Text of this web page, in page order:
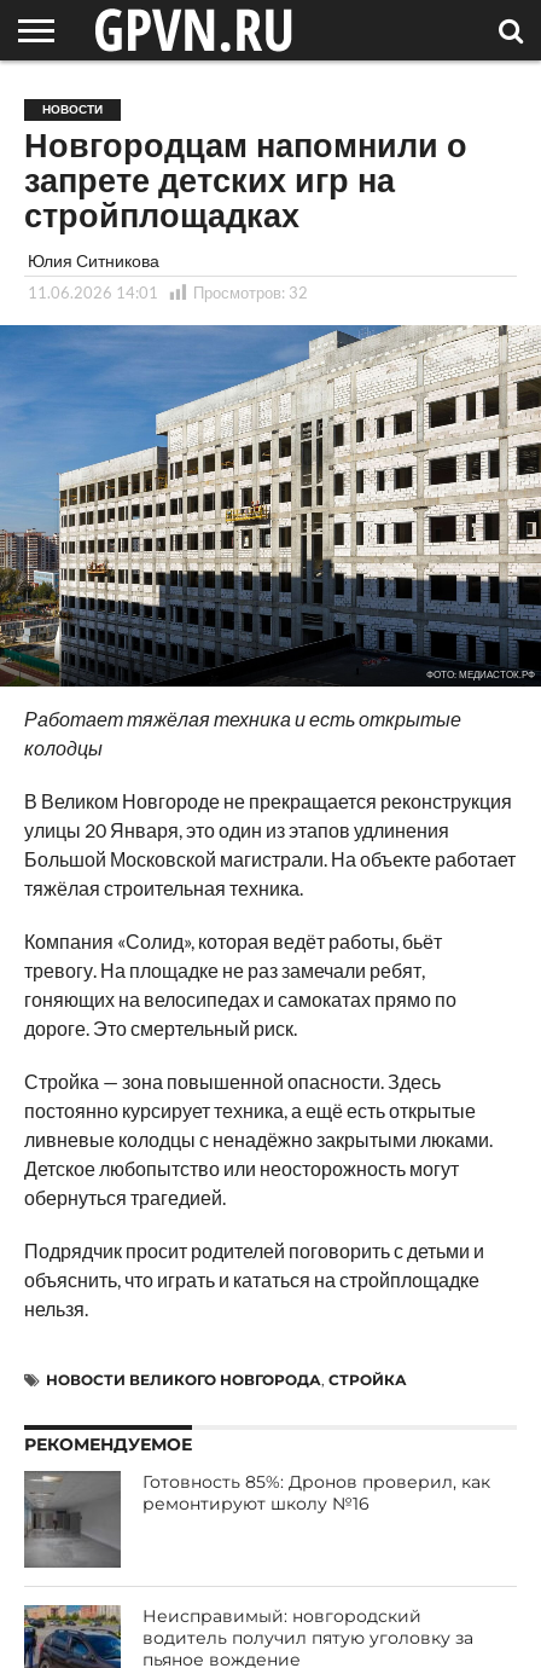
ОБЛАСТЬ
НОВОСТИ
СОСЕДЕЙ
РОССИЯ
/ МИР
СПЕЦПРОЕКТЫ
БЛОГ
СТАТЬИ
ФОТОРЕПОРТАЖИ
ИНТЕРВЬЮ
ОБЪЕКТЫ
ПОДБОРКИ
НОВОСТИ
Новгородцам напомнили о
запрете детских игр на
стройплощадках
Юлия Ситникова
11.06.2026 14:01 Просмотров: 32
ФОТО: МЕДИАСТОК.РФ
Работает тяжёлая техника и есть открытые
колодцы
В Великом Новгороде не прекращается реконструкция
улицы 20 Января, это один из этапов удлинения
Большой Московской магистрали. На объекте работает
тяжёлая строительная техника.
Компания «Солид», которая ведёт работы, бьёт
тревогу. На площадке не раз замечали ребят,
гоняющих на велосипедах и самокатах прямо по
дороге. Это смертельный риск.
Стройка — зона повышенной опасности. Здесь
постоянно курсирует техника, а ещё есть открытые
ливневые колодцы с ненадёжно закрытыми люками.
Детское любопытство или неосторожность могут
обернуться трагедией.
Подрядчик просит родителей поговорить с детьми и
объяснить, что играть и кататься на стройплощадке
нельзя.
НОВОСТИ ВЕЛИКОГО НОВГОРОДА, СТРОЙКА
РЕКОМЕНДУЕМОЕ
Готовность 85%: Дронов проверил, как
ремонтируют школу №16
Неисправимый: новгородский
водитель получил пятую уголовку за
пьяное вождение